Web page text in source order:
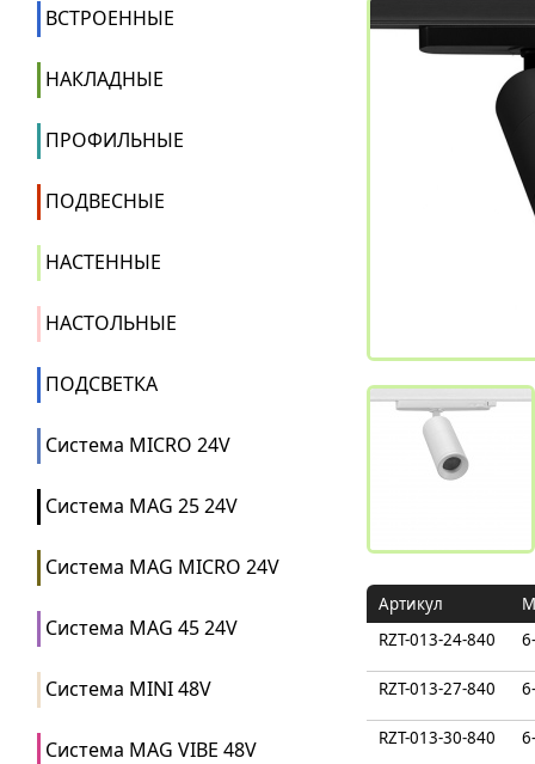
ВСТРОЕННЫЕ
НАКЛАДНЫЕ
ПРОФИЛЬНЫЕ
ПОДВЕСНЫЕ
НАСТЕННЫЕ
НАСТОЛЬНЫЕ
ПОДСВЕТКА
Система MICRO 24V
Система MAG 25 24V
Система MAG MICRO 24V
Система MAG 45 24V
Система MINI 48V
Система MAG VIBE 48V
Артикул
RZT-013-24-840
RZT-013-27-840
RZT-013-30-840